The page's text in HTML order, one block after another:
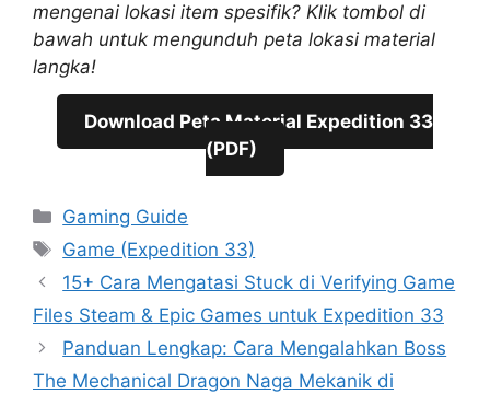
mengenai lokasi item spesifik? Klik tombol di
bawah untuk mengunduh peta lokasi material
langka!
Download Peta Material Expedition 33
(PDF)
Categories
Gaming Guide
Tags
Game (Expedition 33)
15+ Cara Mengatasi Stuck di Verifying Game
Files Steam & Epic Games untuk Expedition 33
Panduan Lengkap: Cara Mengalahkan Boss
The Mechanical Dragon Naga Mekanik di